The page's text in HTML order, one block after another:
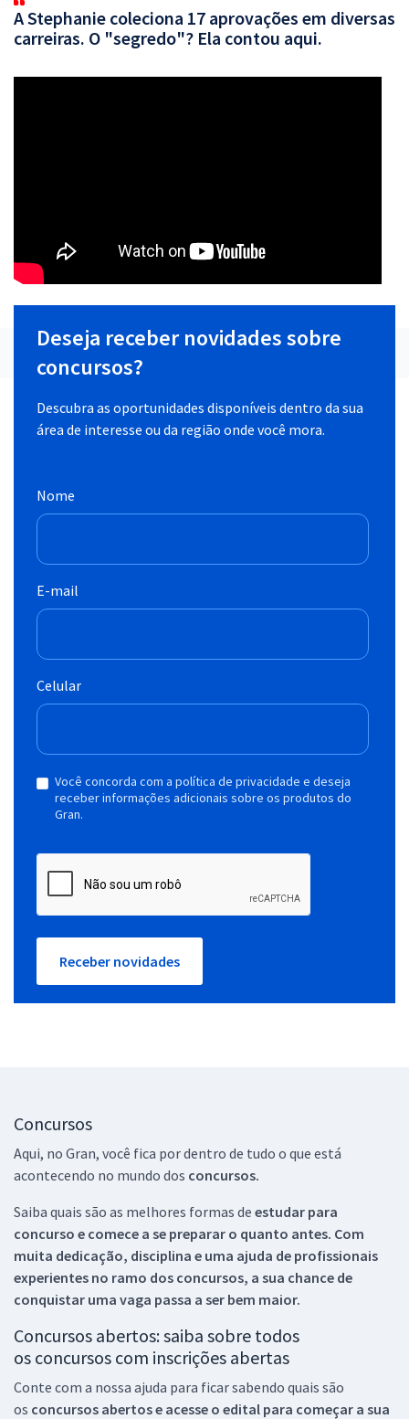
A Stephanie coleciona 17 aprovações em diversas
carreiras. O "segredo"? Ela contou aqui.
Deseja receber novidades sobre
concursos?
Descubra as oportunidades disponíveis dentro da sua
área de interesse ou da região onde você mora.
Nome
E-mail
Celular
Você concorda com a política de privacidade e deseja
receber informações adicionais sobre os produtos do
Gran.
Receber novidades
Concursos
Aqui, no Gran, você fica por dentro de tudo o que está
acontecendo no mundo dos concursos.
Saiba quais são as melhores formas de estudar para
concurso e comece a se preparar o quanto antes. Com
muita dedicação, disciplina e uma ajuda de profissionais
experientes no ramo dos concursos, a sua chance de
conquistar uma vaga passa a ser bem maior.
Concursos abertos: saiba sobre todos
os concursos com inscrições abertas
Conte com a nossa ajuda para ficar sabendo quais são
os concursos abertos e acesse o edital para começar a sua